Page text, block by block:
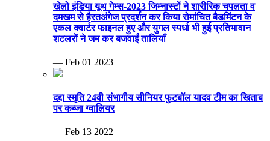
खेलो इंडिया यूथ गेम्स-2023 जिम्नास्टों ने शारीरिक चपलता व
दमखम से हैरतअंगेज प्रदर्शन कर किया रोमांचित बैडमिंटन के
एकल क्वार्टर फाइनल हुए और युगल स्पर्धा भी हुई प्रतिभावान
शटलरों ने जम कर बजवाईं तालियाँ
— Feb 01 2023
दद्दा स्मृति 24वी संभागीय सीनियर फुटबॉल यादव टीम का खिताब
पर कब्जा ग्वालियर
— Feb 13 2022